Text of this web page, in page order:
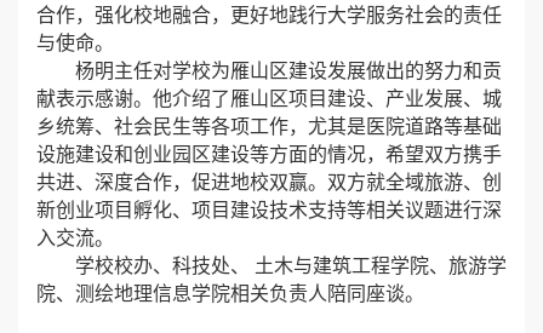
合作，强化校地融合，更好地践行大学服务社会的责任
与使命。
杨明主任对学校为雁山区建设发展做出的努力和贡
献表示感谢。他介绍了雁山区项目建设、产业发展、城
乡统筹、社会民生等各项工作，尤其是医院道路等基础
设施建设和创业园区建设等方面的情况，希望双方携手
共进、深度合作，促进地校双赢。双方就全域旅游、创
新创业项目孵化、项目建设技术支持等相关议题进行深
入交流。
学校校办、科技处、 土木与建筑工程学院、旅游学
院、测绘地理信息学院相关负责人陪同座谈。